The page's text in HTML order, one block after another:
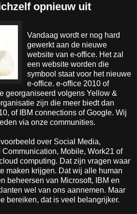
opnieuw uit
Vandaag wordt er nog hard
gewerkt aan de nieuwe
website van e-office. Het zal
een website worden die
symbool staat voor het nieuwe
e-office. e-office 2010 of
georganiseerd volgens Yellow &
zijn die meer biedt dan
of IBM connections of Google. Wij
via onze communities.
over Social Media,
Mobile, Work21 of
computing. Dat zijn vragen waar
maken krijgen. Dat wij alle human
beheersen van Microsoft, IBM en
wel van ons aannemen. Maar
bereiken, dat is veel belangrijker.